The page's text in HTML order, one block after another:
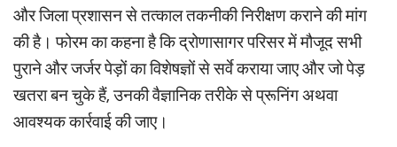
और जिला प्रशासन से तत्काल तकनीकी निरीक्षण कराने की मांग
की है। फोरम का कहना है कि द्रोणासागर परिसर में मौजूद सभी
पुराने और जर्जर पेड़ों का विशेषज्ञों से सर्वे कराया जाए और जो पेड़
खतरा बन चुके हैं, उनकी वैज्ञानिक तरीके से प्रूनिंग अथवा
आवश्यक कार्रवाई की जाए।